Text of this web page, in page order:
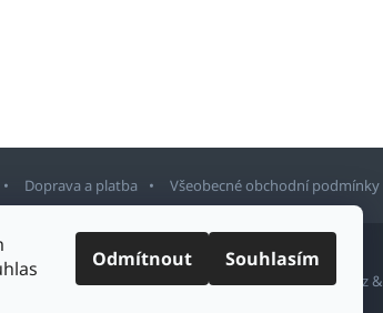
Odmítnout Souhlasím
Doprava a platba Všeobecné obchodní podmínky
cookies Design šablony vytvořilShoptetak.cz&